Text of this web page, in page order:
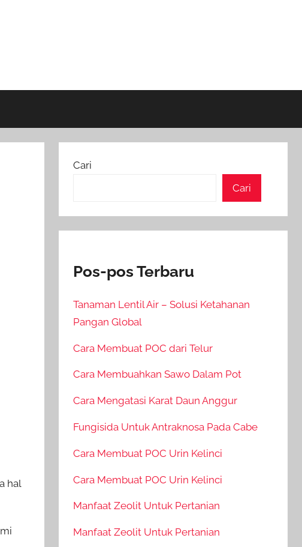
hal
Cari
Cari
Pos-pos Terbaru
Tanaman Lentil Air – Solusi Ketahanan
Pangan Global
Cara Membuat POC dari Telur
Cara Membuahkan Sawo Dalam Pot
Cara Mengatasi Karat Daun Anggur
Fungisida Untuk Antraknosa Pada Cabe
Cara Membuat POC Urin Kelinci
Cara Membuat POC Urin Kelinci
Manfaat Zeolit Untuk Pertanian
Manfaat Zeolit Untuk Pertanian